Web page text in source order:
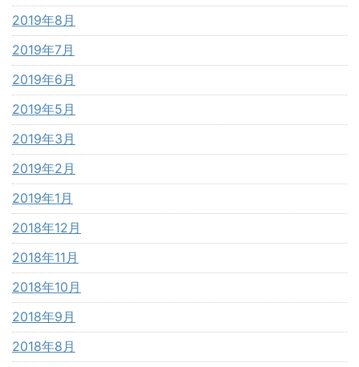
2019年8月
2019年7月
2019年6月
2019年5月
2019年3月
2019年2月
2019年1月
2018年12月
2018年11月
2018年10月
2018年9月
2018年8月